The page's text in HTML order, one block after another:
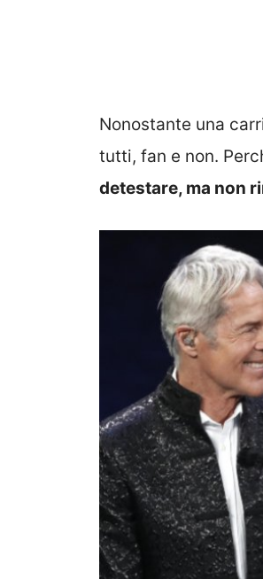
Nonostante una
tutti, fan e non.
detestare, ma non